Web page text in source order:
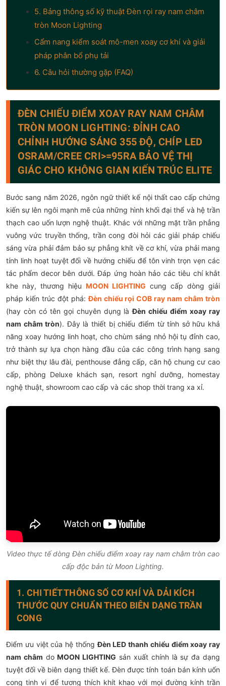
5. Bảng thông số kỹ thuật Đèn rọi ray nam châm
tròn Moon Lighting
Cẩm nang kiểm soát mô-men xoay cơ khí và giải
pháp phân bổ phụ tải
6. Câu hỏi thường gặp (FAQ)
ĐÈN CHIẾU ĐIỂM XOAY RAY NAM CHÂM
TRÒN MOON LIGHTING: ĐỈNH CAO
CHỈNH HƯỚNG SÁNG 355 ĐỘ, CHÍP LED
OSRAM/CREE CRI>=95RA BẢO VỆ THỊ
GIÁC CHO KHÔNG GIAN KIẾN TRÚC ELITE
Bước sang năm 2026, ngôn ngữ thiết kế nội thất cao cấp chứng
kiến sự lên ngôi mạnh mẽ của những hình khối đại thể và hệ trần
thạch cao uốn lượn nghệ thuật. Khác với những mặt trần phẳng
vuông vức truyền thống, trần cong đòi hỏi các giải pháp chiếu
sáng vừa phải đảm bảo sự phẳng khít về cơ khí, vừa phải mang
tính linh hoạt tuyệt đối về hướng chiếu để tôn vinh trọn vẹn các
tác phẩm decor bên dưới. Đáp ứng hoàn hảo các tiêu chí khắt
khe này, thương hiệu MOON LIGHTING cung cấp dòng giải
pháp kiến trúc đột phá:Đèn chiếu rọi COB ray nam châm tròn
(hay còn có tên gọi chuyên dụng làĐèn chiếu điểm xoay ray
nam châm tròn). Đây là thiết bị chiếu điểm từ tính sở hữu khả
năng xoay hướng linh hoạt, cho chùm sáng nhỏ hội tụ đỉnh cao,
trở thành sự lựa chọn hàng đầu của các công trình hạng sang
như biệt thự lâu đài, penthouse đẳng cấp, căn hộ chung cư cao
cấp, phòng Deluxe khách sạn, resort nghỉ dưỡng, homestay
nghệ thuật, showroom cao cấp và các shop thời trang xa xỉ.
Video thực tế dòng Đèn chiếu điểm xoay ray nam châm tròn cao
cấp độc bản từ Moon Lighting.
1. CHI TIẾT THÔNG SỐ CƠ KHÍ VÀ DẢI KÍCH
THƯỚC QUY CHUẨN THEO BIÊN DẠNG TRẦN
CONG
Điểm ưu việt của hệ thốngĐèn LED thanh chiểu điểm xoay ray
nam châm doMOON LIGHTING sản xuất chính là sự đa dạng
tuyệt đối về biên dạng thiết kế. Đèn được tính toán bán kính uốn
cong tinh vi để tương thích khít khao với mọi đường kính trần